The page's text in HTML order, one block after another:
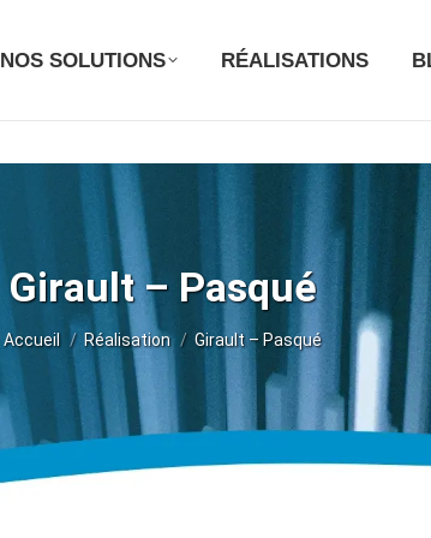
NOS SOLUTIONS RÉALISATIONS
Girault – Pasqué
Vous êtes ici :
Accueil Réalisation Girault – Pasqué